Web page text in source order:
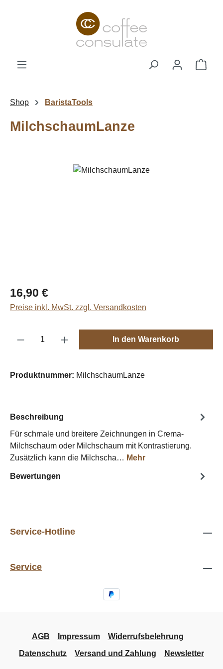
Zum Hauptinhalt springen
Shop BaristaTools
MilchschaumLanze
Bildergalerie überspringen
Regulärer Preis:
16,90 €
Preise inkl. MwSt. zzgl. Versandkosten
Produkt Anzahl: Gib den gewünschten
In den Warenkorb
Produktnummer: MilchschaumLanze
Beschreibung
Für schmale und breitere Zeichnungen in Crema-
Milchschaum oder Milchschaum mit Kontrastierung.
Zusätzlich kann die Milchscha… Mehr
Bewertungen
Service-Hotline
Service
AGB Impressum
Widerrufsbelehrung
Datenschutz
Versand und Zahlung Newsletter